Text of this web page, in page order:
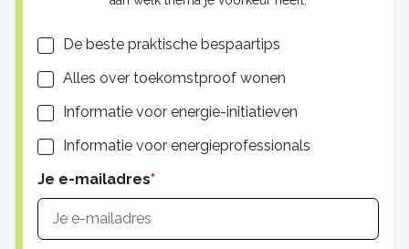
LijstenDe beste praktische bespaartips
Alles over toekomstproof wonen
Informatie voor energie-initiatieven
Informatie voor energieprofessionals
Je e-mailadres